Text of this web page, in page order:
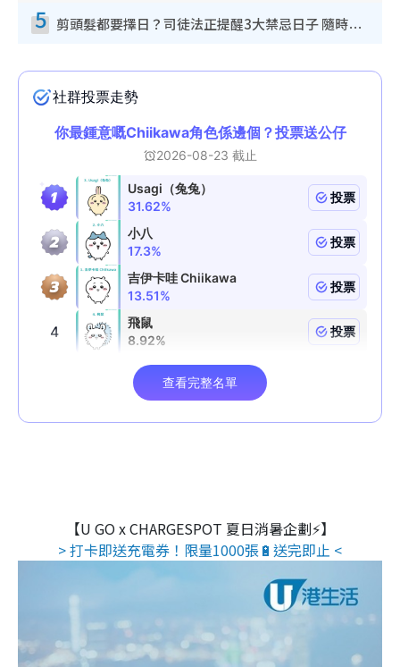
5 剪頭髮都要擇日？司徒法正提醒3大禁忌日子 隨時剪走財運！呢日剪髮恐「剪壽命」？
【U GO x CHARGESPOT 夏日消暑企劃⚡】
> 打卡即送充電券！限量1000張🔋送完即止 <